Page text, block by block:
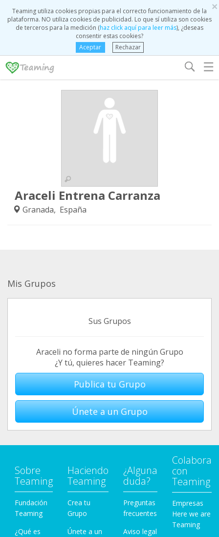
×
Teaming utiliza cookies propias para el correcto funcionamiento de la
plataforma. NO utiliza cookies de publicidad. Lo que sí utiliza son cookies
de terceros para la medición (haz click aquí para leer más), ¿deseas
consentir estas cookies?
Aceptar
Rechazar
☰
Araceli Entrena Carranza
Granada, España
Mis Grupos
Sus Grupos
Araceli no forma parte de ningún Grupo
¿Y tú, quieres hacer Teaming?
Publica tu Grupo
Únete a un Grupo
Sobre
Teaming
Fundación
Teaming
¿Qué es
Haciendo
Teaming
Crea tu
Grupo
Únete a un
¿Alguna
duda?
Preguntas
frecuentes
Aviso legal
Colabora
con
Teaming
Empresas
Here we are
Teaming